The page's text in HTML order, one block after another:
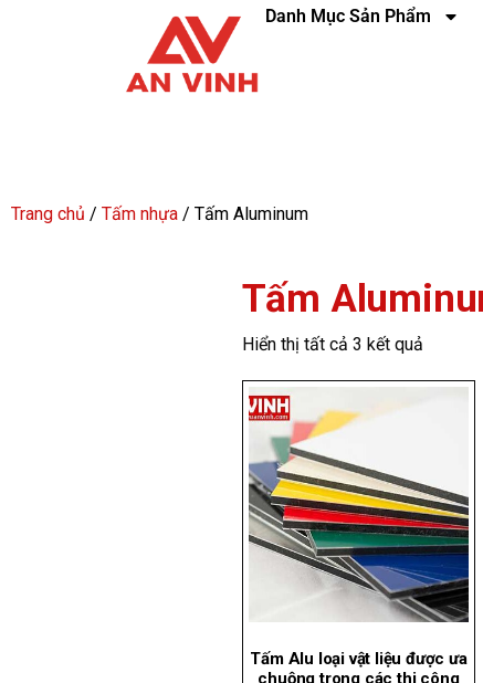
Danh Mục Sản Phẩm
Trang chủ / Tấm nhựa / Tấm Aluminum
Tấm
Hiển thị tất cả 3 kết quả
Tấm Alu loại vật liệu được ưa
chuộng trong các thi công